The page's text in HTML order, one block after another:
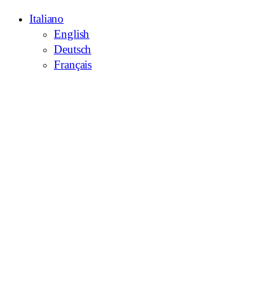
Italiano
English
Deutsch
Français